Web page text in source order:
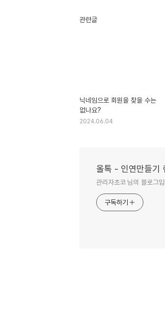
관련글
닉네임으로 회원을 찾을 수는
없나요?
2024.06.04
올톡 - 인연만들기
관리자초코 님의 블로그
구독하기